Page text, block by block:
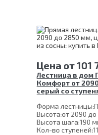
Материал каркаса:
Срок гарантии
Цена от101
Лестница в дом
Комфорт от
серый со
Форма лестницы:
Высота:от 2090
Высота шага:190
Кол-во ступеней: